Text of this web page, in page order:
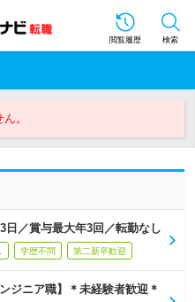
閲覧履歴 検索
。
／賞与最大年3回／転勤なし
学歴不問 第二新卒歓迎
ジニア職】＊未経験者歓迎＊